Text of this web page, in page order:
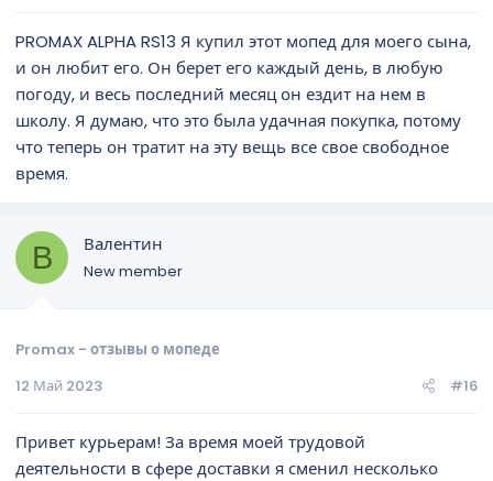
PROMAX ALPHA RS13 Я купил этот мопед для моего сына,
и он любит его. Он берет его каждый день, в любую
погоду, и весь последний месяц он ездит на нем в
школу. Я думаю, что это была удачная покупка, потому
что теперь он тратит на эту вещь все свое свободное
время.
В Валентин
New member
Promax - отзывы о мопеде
12 Май 2023
#16
Привет курьерам! За время моей трудовой
деятельности в сфере доставки я сменил несколько